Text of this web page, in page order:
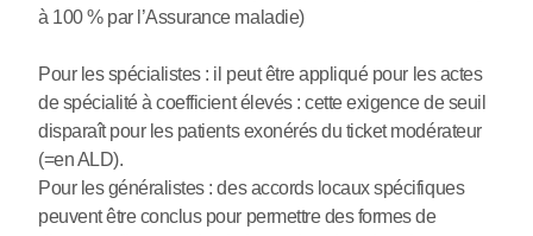
à 100 % par l’Assurance maladie)
Pour les spécialistes : il peut être appliqué pour les actes
de spécialité à coefficient élevés : cette exigence de seuil
disparaît pour les patients exonérés du ticket modérateur
(=en ALD).
Pour les généralistes : des accords locaux spécifiques
peuvent être conclus pour permettre des formes de